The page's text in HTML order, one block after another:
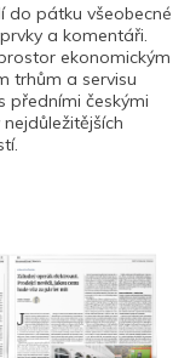
do pátku všeobecné
a komentáři.
ekonomickým
trhům a servisu
předními českými